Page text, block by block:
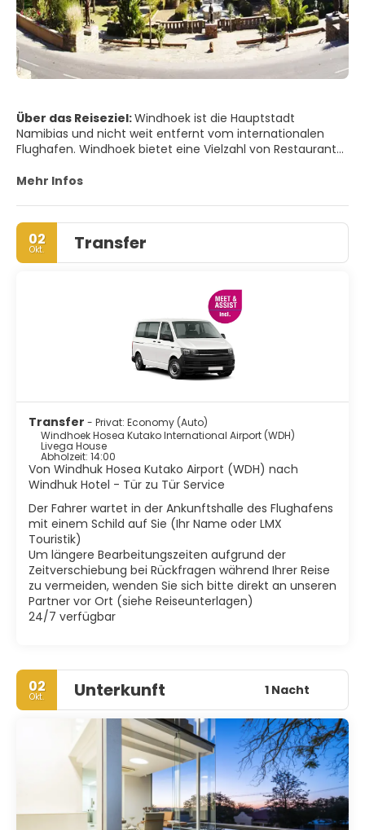
Über das Reiseziel:Windhoek ist die Hauptstadt
Namibias und nicht weit entfernt vom internationalen
Flughafen. Windhoek bietet eine Vielzahl von Restaurants,
Übernachtungsmöglichkeiten. Die Stadt ist sauber, sicher
Mischung aus historischer Architektur und modernen
Gebäuden, von denen viele eine Sehenswürdigkeit ist z.B.
darunter die Alte Feste und die 1907 - 1910 erbaute
Christuskirche.
Mehr Infos
02
Okt. Transfer
Transfer - Privat: Economy (Auto)
Windhoek Hosea Kutako International Airport (WDH)
Livega House
Abholzeit: 14:00
Von Windhuk Hosea Kutako Airport (WDH) nach
Windhuk Hotel - Tür zu Tür Service
Der Fahrer wartet in der Ankunftshalle des Flughafens
mit einem Schild auf Sie (Ihr Name oder LMX
Touristik)
Um längere Bearbeitungszeiten aufgrund der
Zeitverschiebung bei Rückfragen während Ihrer Reise
zu vermeiden, wenden Sie sich bitte direkt an unseren
Partner vor Ort (siehe Reiseunterlagen)
24/7 verfügbar
02
Okt. Unterkunft 1 Nacht